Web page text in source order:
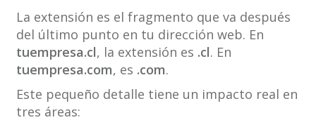
La extensión es el fragmento que va después
del último punto en tu dirección web. En
tuempresa.cl, la extensión es .cl. En
tuempresa.com, es .com.
Este pequeño detalle tiene un impacto real en
tres áreas: